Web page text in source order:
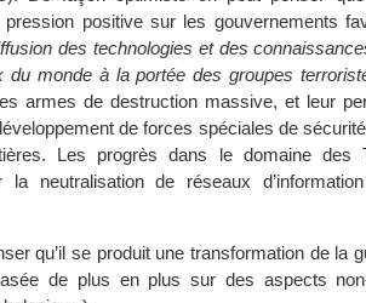
positive sur les gouvernements
des technologies et des
du monde à la portée des groupes
armes de destruction massive, et leur
de forces spéciales de
Les progrès dans le domaine
la neutralisation de réseaux
qu’il se produit une transformation de la
de plus en plus sur des aspects